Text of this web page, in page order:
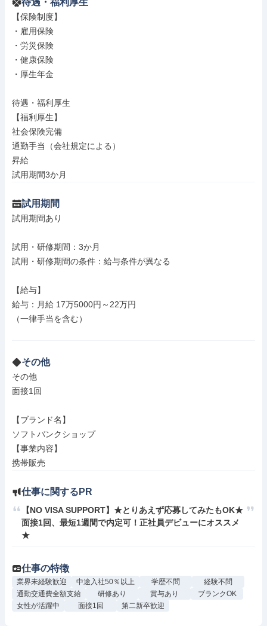
待遇・福利厚生
【保険制度】
・雇用保険
・労災保険
・健康保険
・厚生年金
待遇・福利厚生
【福利厚生】
社会保険完備
通勤手当（会社規定による）
昇給
試用期間3か月
試用期間
試用期間あり
試用・研修期間：3か月
試用・研修期間の条件：給与条件が異なる
【給与】
給与：月給 17万5000円～22万円
（一律手当を含む）
その他
その他
面接1回
【ブランド名】
ソフトバンクショップ
【事業内容】
携帯販売
仕事に関するPR
【NO VISA SUPPORT】★とりあえず応募してみたもOK★
面接1回、最短1週間で内定可！正社員デビューにオススメ
★
仕事の特徴
業界未経験歓迎 中途入社50％以上 学歴不問
経験不問
通勤交通費全額支給
研修あり 賞与あり
ブランクOK
女性が活躍中
面接1回 第二新卒歓迎